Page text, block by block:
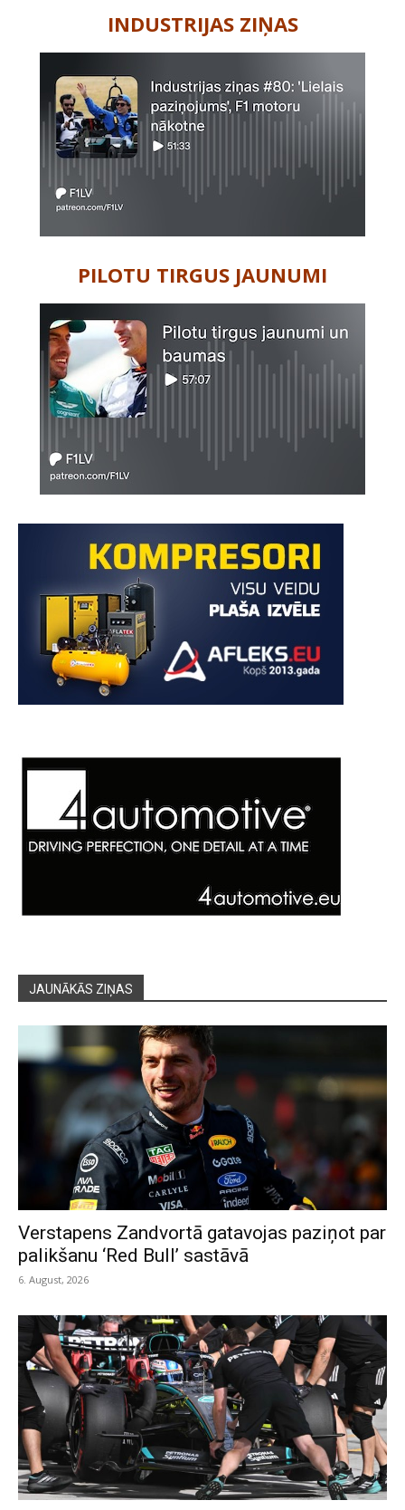
INDUSTRIJAS ZIŅAS
PILOTU TIRGUS JAUNUMI
JAUNĀKĀS ZIŅAS
Verstapens Zandvortā gatavojas paziņot par
palikšanu ‘Red Bull’ sastāvā
6. August, 2026